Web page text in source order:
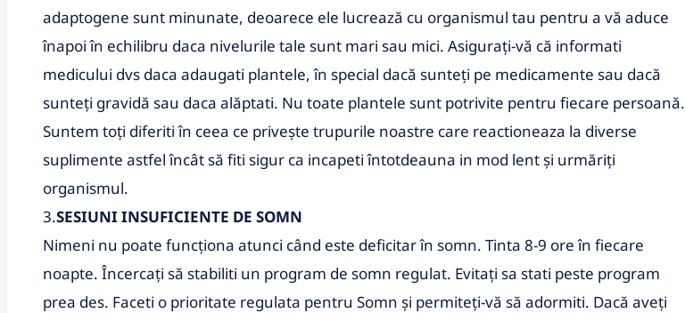
adaptogene sunt minunate, deoarece ele lucrează cu organismul tau pentru a vă aduce
înapoi în echilibru daca nivelurile tale sunt mari sau mici. Asigurați-vă că informati
medicului dvs daca adaugati plantele, în special dacă sunteți pe medicamente sau dacă
sunteți gravidă sau daca alăptati. Nu toate plantele sunt potrivite pentru fiecare persoană.
Suntem toți diferiti în ceea ce privește trupurile noastre care reactioneaza la diverse
suplimente astfel încât să fiti sigur ca incapeti întotdeauna in mod lent și urmăriți
organismul.
3.SESIUNI INSUFICIENTE DE SOMN
Nimeni nu poate funcționa atunci când este deficitar în somn. Tinta 8-9 ore în fiecare
noapte. Încercați să stabiliti un program de somn regulat. Evitați sa stati peste program
prea des. Faceti o prioritate regulata pentru Somn și permiteți-vă să adormiti. Dacă aveți